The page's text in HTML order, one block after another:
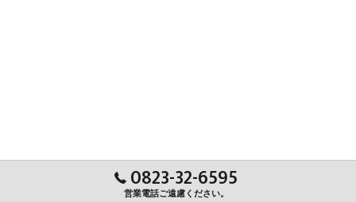
0823-32-6595
営業電話ご遠慮ください。